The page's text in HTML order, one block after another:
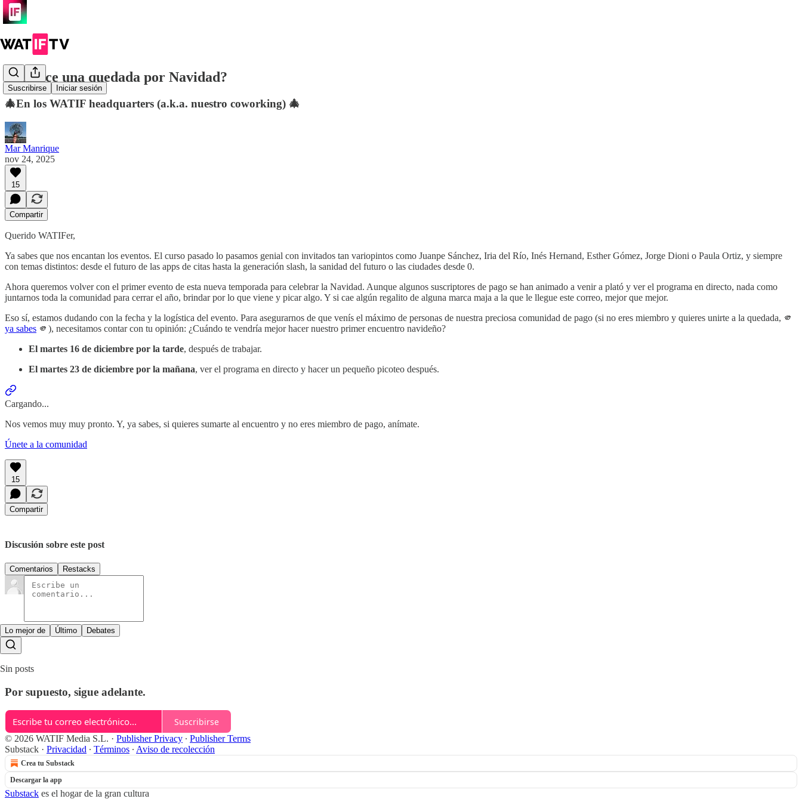
Suscribirse Iniciar sesión
¿Te hace una quedada por Navidad?
🎄En los WATIF headquarters (a.k.a. nuestro coworking) 🎄
Mar Manrique
nov 24, 2025
15
Compartir
Querido WATIFer,
Ya sabes que nos encantan los eventos. El curso pasado lo pasamos genial con invitados tan variopintos como Juanpe Sánchez, Iria del Río, Inés Hernand, Esther Gómez, Jorge Dioni o Paula Ortiz, y siempre
con temas distintos: desde el futuro de las apps de citas hasta la generación slash, la sanidad del futuro o las ciudades desde 0.
Ahora queremos volver con el primer evento de esta nueva temporada para celebrar la Navidad. Aunque algunos suscriptores de pago se han animado a venir a plató y ver el programa en directo, nada como
juntarnos toda la comunidad para cerrar el año, brindar por lo que viene y picar algo. Y si cae algún regalito de alguna marca maja a la que le llegue este correo, mejor que mejor.
Eso sí, estamos dudando con la fecha y la logística del evento. Para asegurarnos de que venís el máximo de personas de nuestra preciosa comunidad de pago (si no eres miembro y quieres unirte a la quedada, 🫵
ya sabes 🫵), necesitamos contar con tu opinión: ¿Cuándo te vendría mejor hacer nuestro primer encuentro navideño?
El martes 16 de diciembre por la tarde, después de trabajar.
El martes 23 de diciembre por la mañana, ver el programa en directo y hacer un pequeño picoteo después.
Cargando...
Nos vemos muy muy pronto. Y, ya sabes, si quieres sumarte al encuentro y no eres miembro de pago, anímate.
Únete a la comunidad
15
Compartir
Discusión sobre este post
Comentarios Restacks
Lo mejor de Último Debates
Sin posts
Por supuesto, sigue adelante.
Suscribirse
© 2026 WATIF Media S.L. · Publisher Privacy ∙ Publisher Terms
Substack · Privacidad ∙ Términos ∙ Aviso de recolección
Crea tu Substack
Descargar la app
Substack es el hogar de la gran cultura